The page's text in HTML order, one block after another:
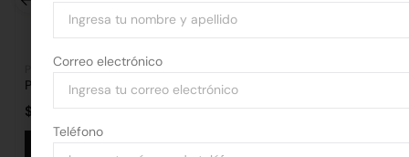
Pisos y revestimientos
$ 25.739,82por m2
Añadir al carrito
Pisos y revestimientos
$15.223,00por m2
Añadir al
Correo electrónico
Teléfono